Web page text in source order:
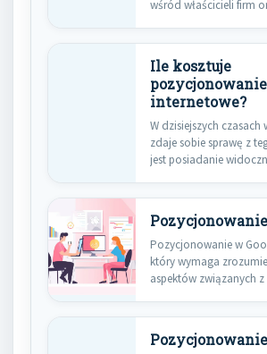
wśród właścicieli firm
Ile kosztuje
internetowe?
W dzisiejszych czasach
zdaje sobie sprawę z
jest posiadanie
Pozycjonowanie w
który wymaga
aspektów związanych